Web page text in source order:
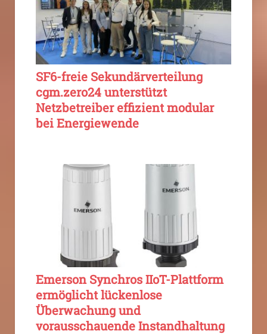
SF6-freie Sekundärverteilung
cgm.zero24 unterstützt
Netzbetreiber effizient modular
bei Energiewende
Emerson Synchros IIoT-Plattform
ermöglicht lückenlose
Überwachung und
vorausschauende Instandhaltung